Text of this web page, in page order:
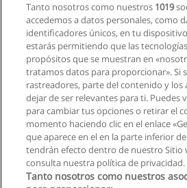
Siguiente
Página1de6
Tanto nosotros como nuestros 1019
accedemos a datos personales, como
identificadores únicos, en tu
estarás permitiendo que las
propósitos que se muestran en
tratamos datos para proporcionar». Si
rastreadores, parte del contenido y los
dejar de ser relevantes para ti. Puedes
para cambiar tus opciones o retirar el
momento haciendo clic en el enlace
que aparece en el en la parte inferior
tendrán efecto dentro de nuestro Sitio
consulta nuestra política de privacidad.
Tanto nosotros como nuestros